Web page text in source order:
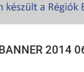
BANNER 2014